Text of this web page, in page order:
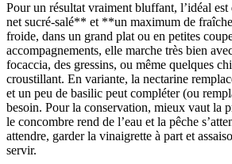
Pour un résultat vraiment bluffant, l’idéal
net sucré-salé** et **un maximum de
froide, dans un grand plat ou en petites
accompagnements, elle marche très bien
focaccia, des gressins, ou même quelques
croustillant. En variante, la nectarine
et un peu de basilic peut compléter (ou
besoin. Pour la conservation, mieux vaut la
le concombre rend de l’eau et la pêche
attendre, garder la vinaigrette à part et
servir.